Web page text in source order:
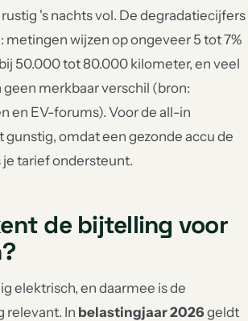
's nachts vol. De degradatiecijfers
metingen wijzen op ongeveer 5 tot 7%
50.000 tot 80.000 kilometer, en veel
merkbaar verschil (bron:
en EV-forums). Voor de all-in
gunstig, omdat een gezonde accu de
je tarief ondersteunt.
de bijtelling voor
elektrisch, en daarmee is de
relevant. In belastingjaar 2026geldt